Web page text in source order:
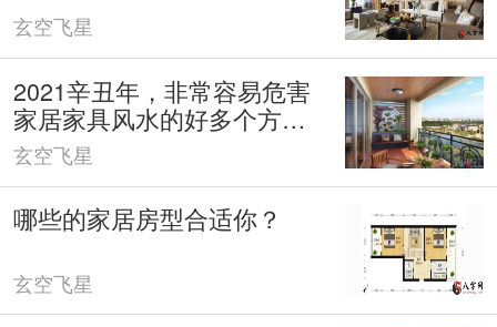
玄空飞星
2021辛丑年，非常容易危害
家居家具风水的好多个方
向。
玄空飞星
哪些的家居房型合适你？
玄空飞星